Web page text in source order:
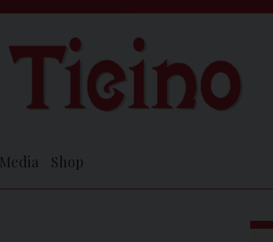
Media Shop